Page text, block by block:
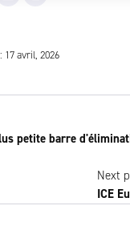
17 avril, 2026
petite barre
Next
ICE